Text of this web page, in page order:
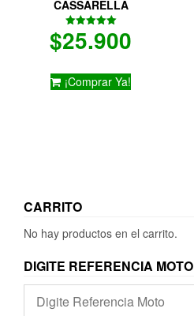
CASSARELLA
Valorado
con
$25.900
¡Comprar Ya!
CARRITO
No hay productos en el carrito.
DIGITE REFERENCIA MOTO